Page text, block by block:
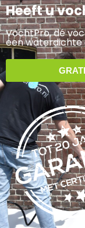
Heeft u
VochtPro, dé
een waterdichte